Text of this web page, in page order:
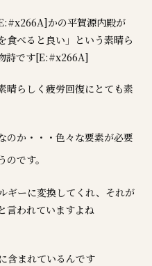
かの平賀源内殿が
食べると良い」という素晴ら
詩です[E:#x266A]
晴らしく疲労回復にとても素
のか・・・色々な要素が必要
のです。
ギーに変換してくれ、それが
言われていますよね
含まれているんです